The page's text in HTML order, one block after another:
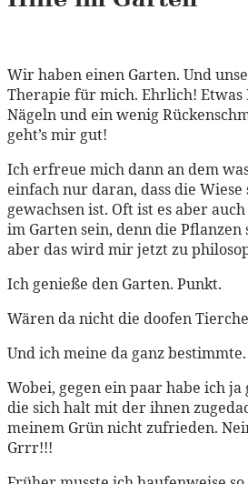
Wir haben einen Garten. Und
Therapie für mich. Ehrlich!
Nägeln und ein wenig
geht’s mir gut!
Ich erfreue mich dann an dem
einfach nur daran, dass die
gewachsen ist. Oft ist es aber
im Garten sein, denn die Pflanzen
aber das wird mir jetzt zu
Ich genieße den Garten. Punkt.
Wären da nicht die doofen
Und ich meine da ganz
Wobei, gegen ein paar habe ich
die sich halt mit der ihnen
meinem Grün nicht zufrieden.
Grrr!!!